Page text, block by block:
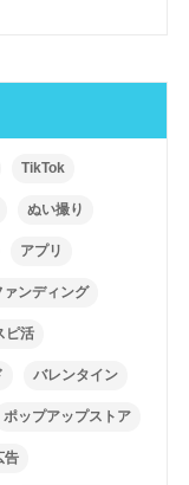
TikTok
ぬい撮り
アプリ
ァンディング
ピ活
バレンタイン
ポップアップストア
告